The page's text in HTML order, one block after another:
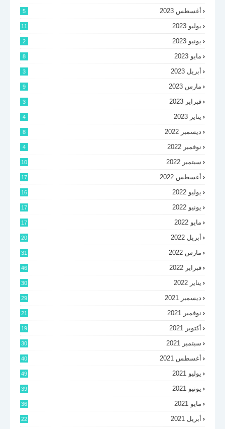
أغسطس 2023 5
يوليو 2023 11
يونيو 2023 2
مايو 2023 8
أبريل 2023 3
مارس 2023 9
فبراير 2023 3
يناير 2023 4
ديسمبر 2022 8
نوفمبر 2022 4
سبتمبر 2022 10
أغسطس 2022 17
يوليو 2022 16
يونيو 2022 17
مايو 2022 17
أبريل 2022 20
مارس 2022 31
فبراير 2022 46
يناير 2022 30
ديسمبر 2021 29
نوفمبر 2021 21
أكتوبر 2021 19
سبتمبر 2021 30
أغسطس 2021 40
يوليو 2021 49
يونيو 2021 39
مايو 2021 36
أبريل 2021 22